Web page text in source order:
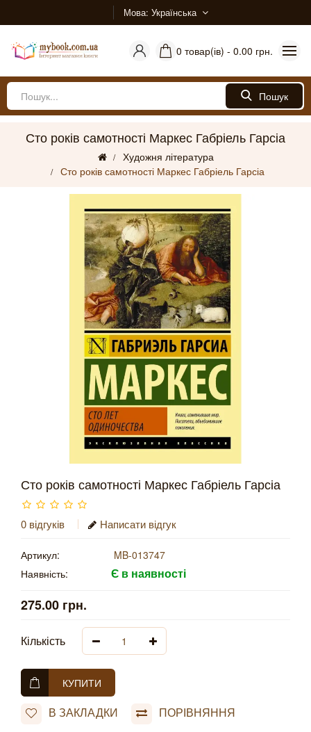
Мова Українська
0 товар(ів) - 0.00 грн.
Пошук
Сто років самотності Маркес Габріель Гарсіа
Художня література
Сто років самотності Маркес Габріель Гарсіа
Сто років самотності Маркес Габріель Гарсіа
0 відгуків Написати відгук
Артикул:
MB-013747
Наявність:
Є в наявності
275.00 грн.
Кількість
КУПИТИ
В ЗАКЛАДКИ ПОРІВНЯННЯ